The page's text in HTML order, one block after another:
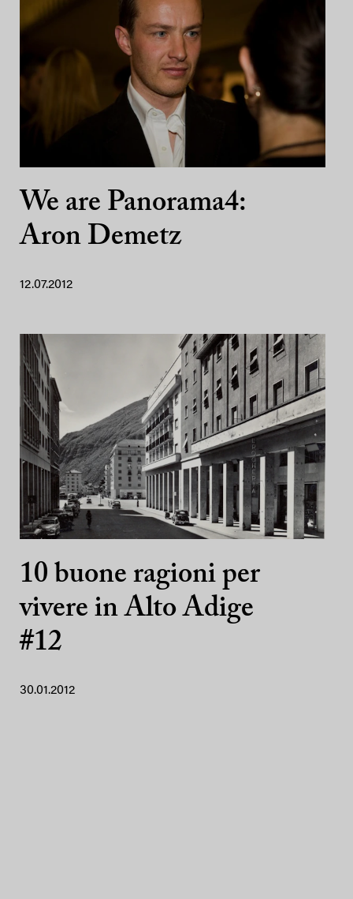
We are Panorama4:
Aron Demetz
12.07.2012
10 buone ragioni per
vivere in Alto Adige
#12
30.01.2012